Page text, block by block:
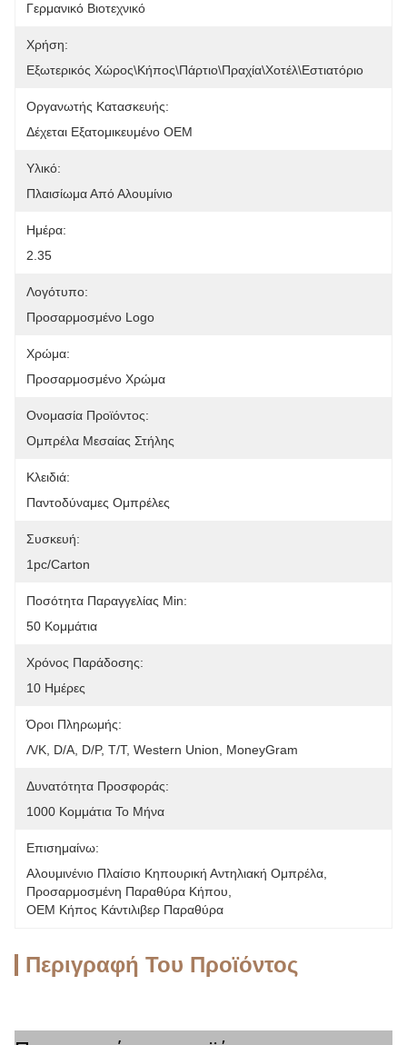
Γερμανικό Βιοτεχνικό
Χρήση:
Εξωτερικός Χώρος\Κήπος\Πάρτιο\Πραχία\Χοτέλ\Εστιατόριο
Οργανωτής Κατασκευής:
Δέχεται Εξατομικευμένο OEM
Υλικό:
Πλαισίωμα Από Αλουμίνιο
Ημέρα:
2.35
Λογότυπο:
Προσαρμοσμένο Logo
Χρώμα:
Προσαρμοσμένο Χρώμα
Ονομασία Προϊόντος:
Ομπρέλα Μεσαίας Στήλης
Κλειδιά:
Παντοδύναμες Ομπρέλες
Συσκευή:
1pc/carton
Ποσότητα Παραγγελίας Min:
50 Κομμάτια
Χρόνος Παράδοσης:
10 Ημέρες
Όροι Πληρωμής:
Λ/Κ, D/A, D/P, T/T, Western Union, MoneyGram
Δυνατότητα Προσφοράς:
1000 Κομμάτια Το Μήνα
Επισημαίνω:
Αλουμινένιο Πλαίσιο Κηπουρική Αντηλιακή Ομπρέλα
Προσαρμοσμένη Παραθύρα Κήπου
OEM Κήπος Κάντιλιβερ Παραθύρα
Περιγραφή Του Προϊόντος